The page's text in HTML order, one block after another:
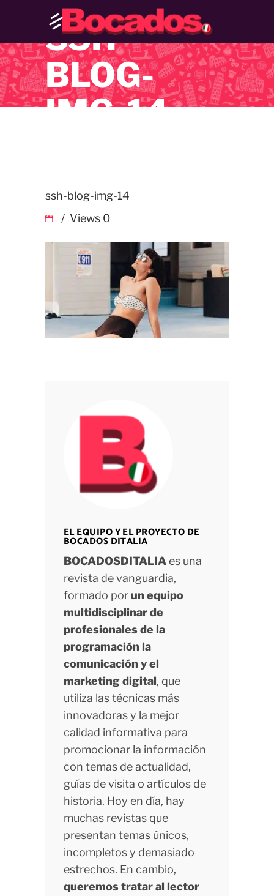
SSH-
BLOG-
IMG-14
ssh-blog-img-14
Views 0
EL EQUIPO Y EL PROYECTO DE
BOCADOS DITALIA
BOCADOSDITALIAes una
revista de vanguardia,
formado porun equipo
multidisciplinar de
profesionales de la
programación la
comunicación y el
marketing digital, que
utiliza las técnicas más
innovadoras y la mejor
calidad informativa para
promocionar la información
con temas de actualidad,
guías de visita o artículos de
historia. Hoy en día, hay
muchas revistas que
presentan temas únicos,
incompletos y demasiado
estrechos. En cambio,
queremos tratar al lector